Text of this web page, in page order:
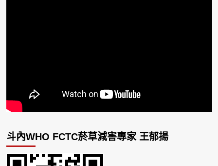
斗內WHO FCTC菸草減害專家 王郁揚